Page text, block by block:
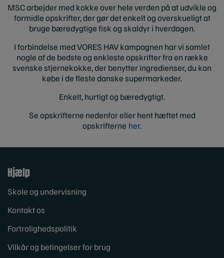
MSC arbejder med kokke over hele verden på at udvikle og
formidle opskrifter, der gør det enkelt og overskueligt at
bruge bæredygtige fisk og skaldyr i hverdagen.
I forbindelse med VORES HAV kampagnen har vi samlet
nogle af de bedste og enkleste opskrifter fra en række
svenske stjernekokke, der benytter ingredienser, du kan
købe i de fleste danske supermarkeder.
Enkelt, hurtigt og bæredygtigt.
Se opskrifterne nedenfor eller hent hæftet med
opskrifterne her.
Hjælp
Skole og undervisning
Kontakt os
Fortrolighedspolitik
Vilkår og betingelser for brug